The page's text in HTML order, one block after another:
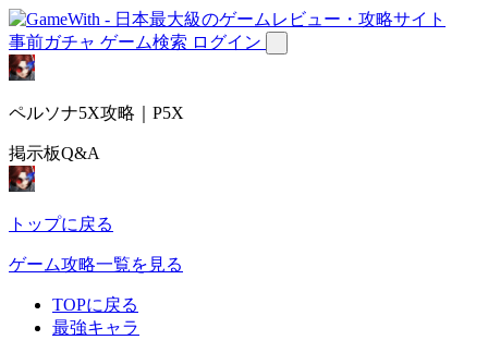
事前ガチャ ゲーム検索 ログイン
ペルソナ5X攻略｜P5X
掲示板Q&A
トップに戻る
ゲーム攻略一覧を見る
TOPに戻る
最強キャラ